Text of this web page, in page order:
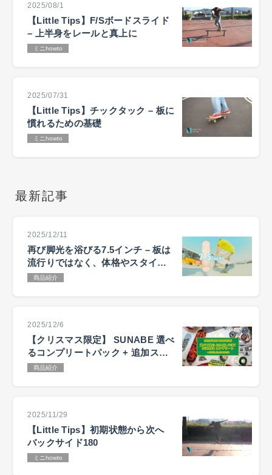
2025/08/1
【Little Tips】F/Sボードスライド
– 上半身をレールと真上に
ミニhowto
2025/07/31
【Little Tips】チックタック – 板に
慣れるための基礎
ミニhowto
最新記事
2025/12/11
再び脚光を浴びる7.5インチ – 板は
流行りではなく、体格やスタイル
で選ぶ
商品紹介
2025/12/6
【クリスマス限定】 SUNABE 選べ
るコンプリートパック + 追加ステ
ッカーキャンペーン
商品紹介
2025/11/29
【Little Tips】初期状態から次へ
バックサイド180
ミニhowto